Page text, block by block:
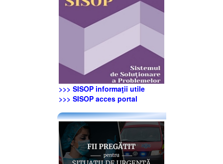
>>> SISOP informaţii utile
>>> SISOP acces portal